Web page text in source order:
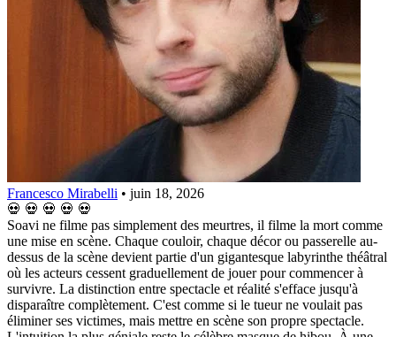
Francesco Mirabelli • juin 18, 2026
💀 💀 💀 💀 💀
Soavi ne filme pas simplement des meurtres, il filme la mort comme
une mise en scène. Chaque couloir, chaque décor ou passerelle au-
dessus de la scène devient partie d'un gigantesque labyrinthe théâtral
où les acteurs cessent graduellement de jouer pour commencer à
survivre. La distinction entre spectacle et réalité s'efface jusqu'à
disparaître complètement. C'est comme si le tueur ne voulait pas
éliminer ses victimes, mais mettre en scène son propre spectacle.